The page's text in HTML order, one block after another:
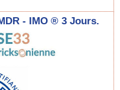
- IMO ® 3 Jours.